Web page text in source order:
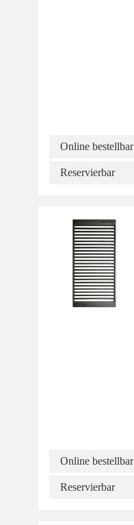
Online bestellbar
Reservierbar
Online bestellbar
Reservierbar